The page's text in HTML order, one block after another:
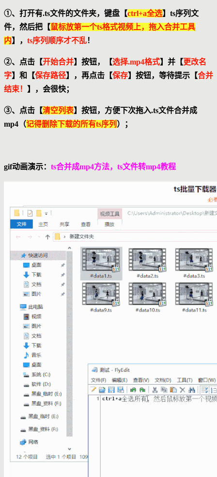
①、打开有.ts文件的文件夹，键盘【ctrl+a全选】ts序列文
件，然后把【鼠标放第一个ts格式视频上，拖入合并工具
内】， ts序列顺序才不乱！
②、点击【开始合并】按钮，【选择.mp4格式】并【更改名
字】和【保存路径】，再点击【保存】按钮，等待提示【合并
结束！ 】，会很快；
③、点击【清空列表】按钮，方便下次拖入.ts文件合并成
mp4（记得删除下载的所有ts序列 ）；
gif动画演示： ts合并成mp4方法，ts文件转mp4教程